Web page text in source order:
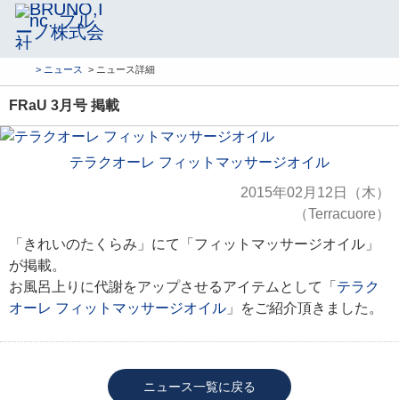
> ニュース > ニュース詳細
FRaU 3月号 掲載
テラクオーレ フィットマッサージオイル
2015年02月12日（木）
（Terracuore）
「きれいのたくらみ」にて「フィットマッサージオイル」
が掲載。
お風呂上りに代謝をアップさせるアイテムとして「 テラク
オーレ フィットマッサージオイル 」をご紹介頂きました。
ニュース一覧に戻る